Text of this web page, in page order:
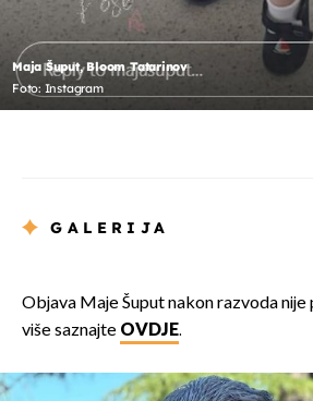
Maja Šuput, Bloom Tatarinov
Foto: Instagram
GALERIJA
Objava Maje Šuput nakon razvoda nije
više saznajte OVDJE.